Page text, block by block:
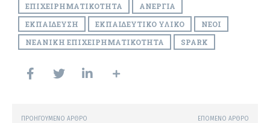
ΕΠΙΧΕΙΡΗΜΑΤΙΚΌΤΗΤΑ
ΑΝΕΡΓΊΑ
ΕΚΠΑΊΔΕΥΣΗ
ΕΚΠΑΙΔΕΥΤΙΚΌ ΥΛΙΚΌ
ΝΈΟΙ
ΝΕΑΝΙΚΉ ΕΠΙΧΕΙΡΗΜΑΤΙΚΌΤΗΤΑ
SPARK
ΠΡΟΗΓΟΎΜΕΝΟ ΆΡΘΡΟ ΕΠΌΜΕΝΟ ΆΡΘΡΟ